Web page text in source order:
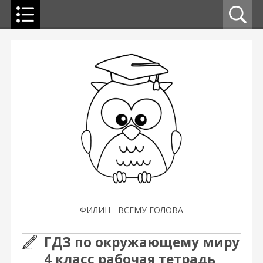
ФИЛИН - ВСЕМУ ГОЛОВА
ГДЗ по окружающему миру
4 класс рабочая тетрадь